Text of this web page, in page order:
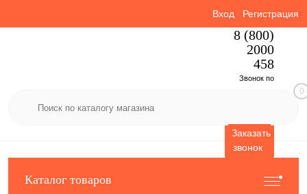
Вход Регистрация
8 (800)
2000
458
Звонок по
Заказать
звонок
0
Каталог товаров